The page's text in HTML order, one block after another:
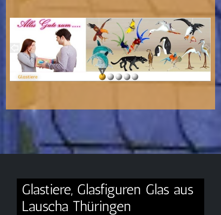
Glastiere, Glasfiguren Glas aus
Lauscha Thüringen